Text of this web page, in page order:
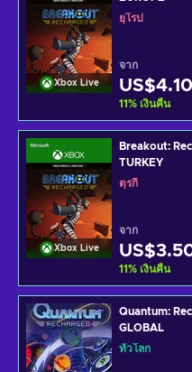
Xbox Live
ยุโรป
จาก
US$4.10
11% เงินคืน
Xbox Live
Breakout:
TURKEY
ตุรกี
จาก
11% เงินคืน
Quantum:
GLOBAL
ทั่วโลก